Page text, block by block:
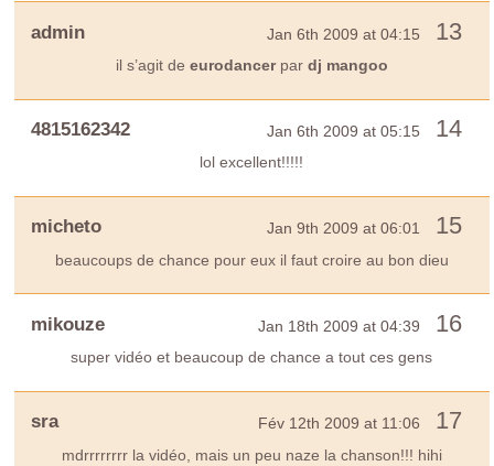
admin Jan 6th 2009 at 04:15 13
il s’agit de eurodancer par dj mangoo
4815162342 Jan 6th 2009 at 05:15 14
lol excellent!!!!!
micheto Jan 9th 2009 at 06:01 15
beaucoups de chance pour eux il faut croire au bon dieu
mikouze Jan 18th 2009 at 04:39 16
super vidéo et beaucoup de chance a tout ces gens
sra Fév 12th 2009 at 11:06 17
mdrrrrrrrr la vidéo, mais un peu naze la chanson!!! hihi